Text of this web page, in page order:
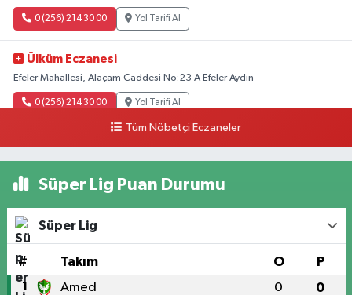
0 (256) 214 30 00 Yol Tarifi Al
Ülküm Eczanesi
Efeler Mahallesi, Alaçam Caddesi No:23 A Efeler Aydın
0 (256) 214 30 00 Yol Tarifi Al
Tüm Nöbetçi Eczaneler
Süper Lig Puan Durumu
Süper Lig
# Takım O P
1 Amed 0 0